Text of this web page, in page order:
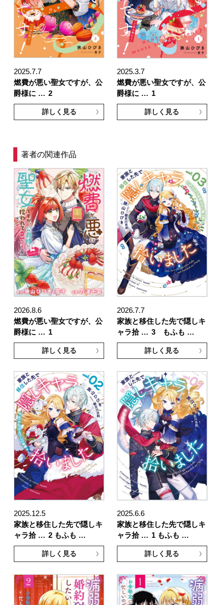
2025.7.7
燃費が悪い聖女ですが、公
爵様に … 2
詳しく見る
2025.3.7
燃費が悪い聖女ですが、公
爵様に … 1
詳しく見る
著者の関連作品
2026.8.6
燃費が悪い聖女ですが、公
爵様に … 1
詳しく見る
2026.7.7
家族と移住した先で隠しキ
ャラ拾 … 3 もふも …
詳しく見る
2025.12.5
家族と移住した先で隠しキ
ャラ拾 … 2 もふも …
詳しく見る
2025.6.6
家族と移住した先で隠しキ
ャラ拾 … 1 もふも …
詳しく見る